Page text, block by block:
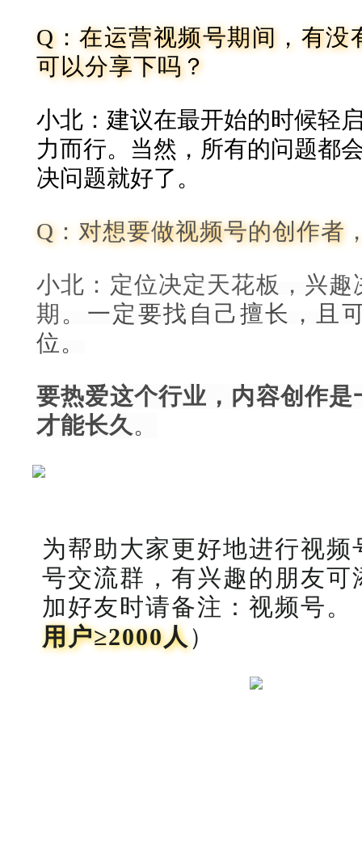
Q： 在运营视频号期间，有没
可以分享下吗？
小北：建议在最开始的时候轻
力而行。当然，所有的问题都
决问题就好了。
Q：对想要做视频号的创作者
小北： 定位决定天花板，兴
期。 一定要找自己擅长，且
位。
要热爱这个行业， 内容创作是
才能长久 。
为帮助大家更好地进行视
号交流群，有兴趣的朋友
加好友时请备注：视频号。
用户≥2000人）